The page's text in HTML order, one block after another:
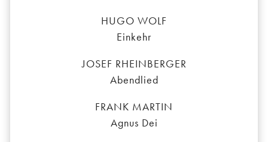
HUGO WOLF
Einkehr
JOSEF RHEINBERGER
Abendlied
FRANK MARTIN
Agnus Dei